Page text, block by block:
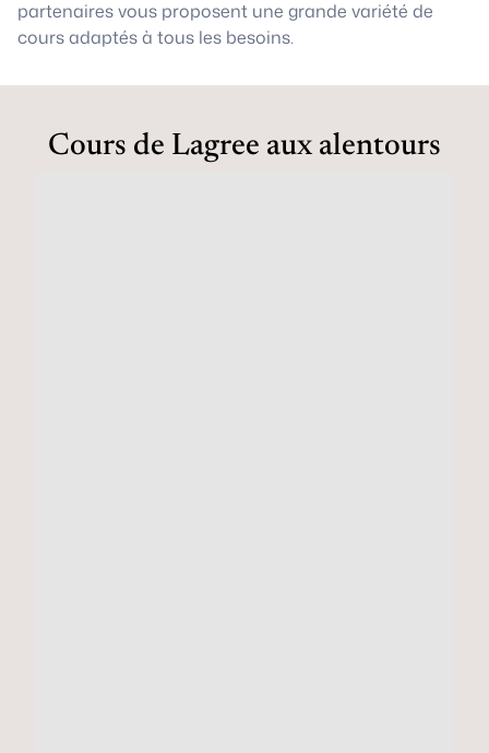
partenaires vous proposent une grande variété de
cours adaptés à tous les besoins.
Cours de Lagree aux alentours